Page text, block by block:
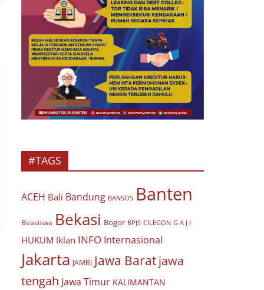
#TAGS
ACEH Bali Bandung BANSOS Banten
Beasiswa Bekasi Bogor BPJS CILEGON G A J I
HUKUM Iklan INFO Internasional
Jakarta JAMBI Jawa Baratjawa
tengah Jawa Timur KALIMANTAN